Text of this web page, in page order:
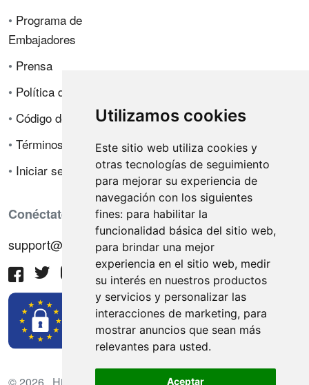
Utilizamos cookies
Este sitio web utiliza cookies y
otras tecnologías de seguimiento
para mejorar su experiencia de
navegación con los siguientes
fines: para habilitar la
funcionalidad básica del sitio web,
para brindar una mejor
experiencia en el sitio web, medir
su interés en nuestros productos
y servicios y personalizar las
interacciones de marketing, para
mostrar anuncios que sean más
relevantes para usted.
Aceptar
• Programa de
Embajadores
• Prensa
• Política de privacidad
• Código de ética
• Términos de venta
• Iniciar sesión
Conéctate con nosotros
support@hiringnotes.com